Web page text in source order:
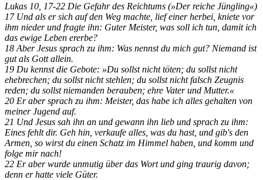
Lukas 10, 17-22 Die Gefahr des Reichtums (»Der reiche Jüngling«)
17 Und als er sich auf den Weg machte, lief einer herbei, kniete vor
ihm nieder und fragte ihn: Guter Meister, was soll ich tun, damit ich
das ewige Leben ererbe?
18 Aber Jesus sprach zu ihm: Was nennst du mich gut? Niemand ist
gut als Gott allein.
19 Du kennst die Gebote: »Du sollst nicht töten; du sollst nicht
ehebrechen; du sollst nicht stehlen; du sollst nicht falsch Zeugnis
reden; du sollst niemanden berauben; ehre Vater und Mutter.«
20 Er aber sprach zu ihm: Meister, das habe ich alles gehalten von
meiner Jugend auf.
21 Und Jesus sah ihn an und gewann ihn lieb und sprach zu ihm:
Eines fehlt dir. Geh hin, verkaufe alles, was du hast, und gib's den
Armen, so wirst du einen Schatz im Himmel haben, und komm und
folge mir nach!
22 Er aber wurde unmutig über das Wort und ging traurig davon;
denn er hatte viele Güter.